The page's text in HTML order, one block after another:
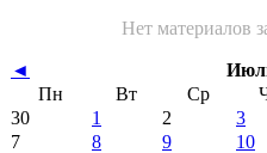
Нет материалов
◄
Пн
Вт Ср
30
1 2 3
7
8 9 10